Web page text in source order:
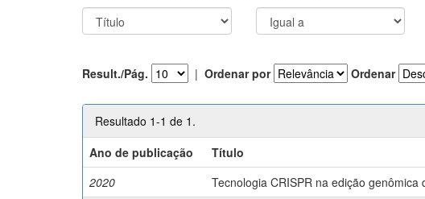
Result./Pág. | Ordenar por Ordenar
Resultado 1-1 de 1.
Ano de publicação
Título
2020
Tecnologia CRISPR na edição